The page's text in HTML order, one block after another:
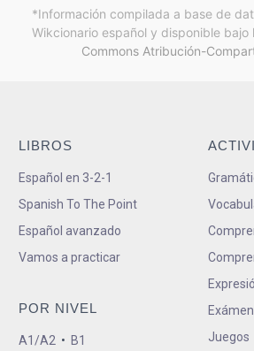
*Información compilada a base de
Wikcionario español y disponible bajo
Commons Atribución-
LIBROS
Español en 3-2-1
Spanish To The Point
Español avanzado
Vamos a practicar
POR NIVEL
A1/A2 • B1
Juegos